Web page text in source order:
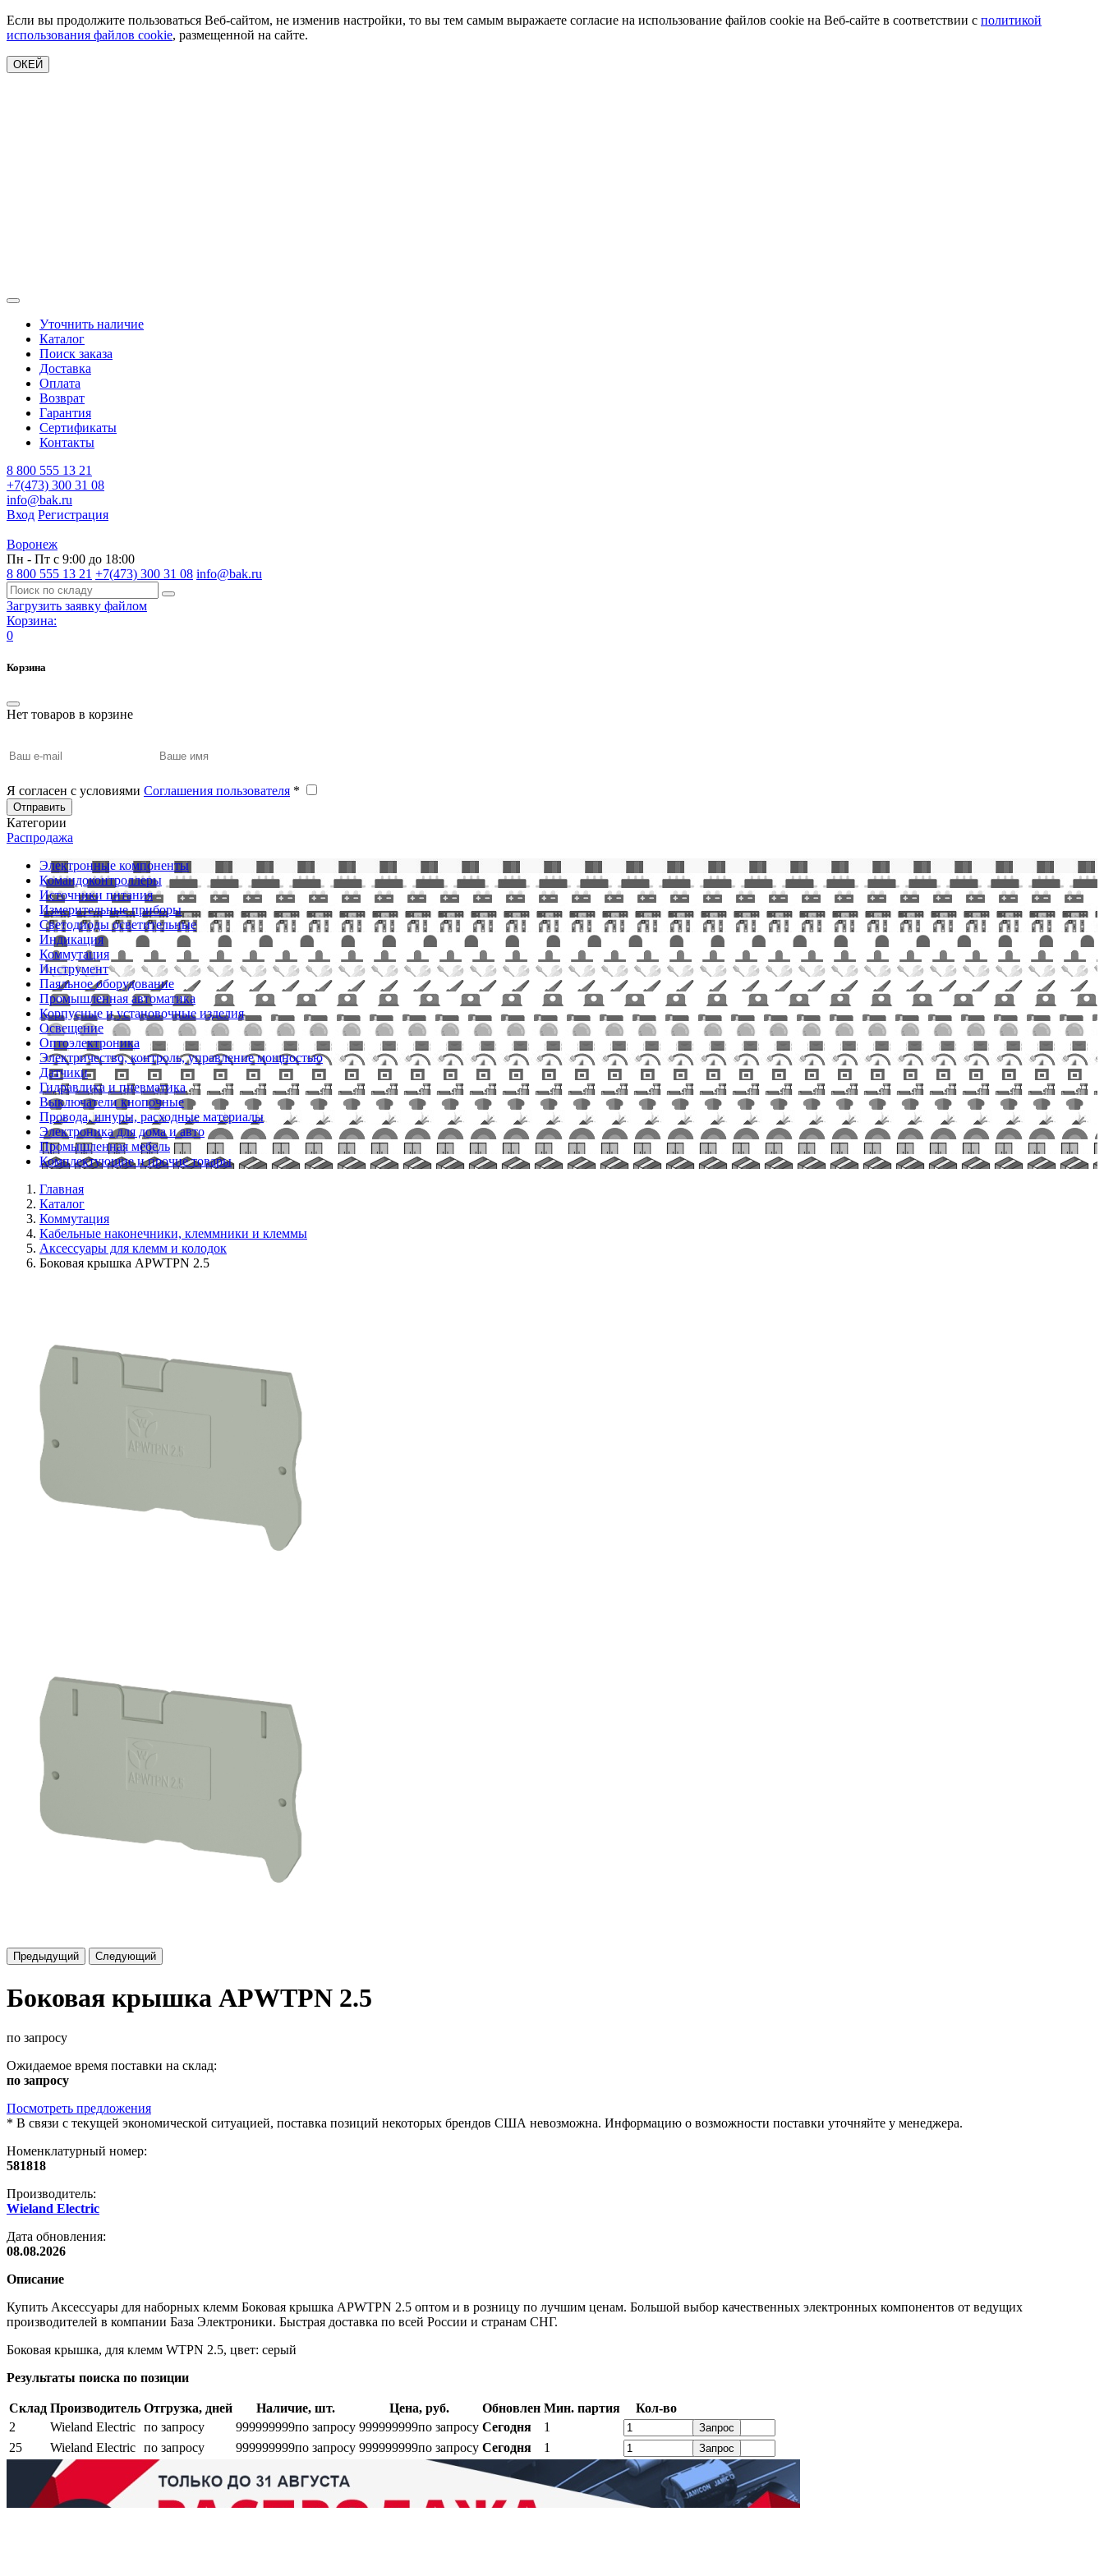
Если вы продолжите пользоваться Веб-сайтом, не изменив настройки, то вы тем самым выражаете согласие на использование файлов cookie на Веб-сайте в соответствии с политикой
использования файлов cookie, размещенной на сайте.
ОКЕЙ
Уточнить наличие
Каталог
Поиск заказа
Доставка
Оплата
Возврат
Гарантия
Сертификаты
Контакты
8 800 555 13 21
+7(473) 300 31 08
info@bak.ru
Вход Регистрация
Воронеж
Пн - Пт с 9:00 до 18:00
8 800 555 13 21 +7(473) 300 31 08 info@bak.ru
Загрузить заявку файлом
Корзина:
0
Корзина
Нет товаров в корзине
Я согласен с условиями Соглашения пользователя *
Отправить
Категории
Распродажа
Электронные компоненты
Командоконтроллеры
Источники питания
Измерительные приборы
Светодиоды осветительные
Индикация
Коммутация
Инструмент
Паяльное оборудование
Промышленная автоматика
Корпусные и установочные изделия
Освещение
Оптоэлектроника
Электричество, контроль, управление мощностью
Датчики
Гидравлика и пневматика
Выключатели кнопочные
Провода, шнуры, расходные материалы
Электроника для дома и авто
Промышленная мебель
Комплектующие и прочие товары
Главная
Каталог
Коммутация
Кабельные наконечники, клеммники и клеммы
Аксессуары для клемм и колодок
Боковая крышка APWTPN 2.5
Предыдущий Следующий
Боковая крышка APWTPN 2.5
по запросу
Ожидаемое время поставки на склад:
по запросу
Посмотреть предложения
* В связи с текущей экономической ситуацией, поставка позиций некоторых брендов США невозможна. Информацию о возможности поставки уточняйте у менеджера.
Номенклатурный номер:
581818
Производитель:
Wieland Electric
Дата обновления:
08.08.2026
Описание
Купить Аксессуары для наборных клемм Боковая крышка APWTPN 2.5 оптом и в розницу по лучшим ценам. Большой выбор качественных электронных компонентов от ведущих
производителей в компании База Электроники. Быстрая доставка по всей России и странам СНГ.
Боковая крышка, для клемм WTPN 2.5, цвет: серый
Результаты поиска по позиции
Склад Производитель Отгрузка, дней Наличие, шт. Цена, руб. Обновлен Мин. партия
Кол-во
2
Wieland Electric по запросу 999999999по запросу 999999999по запросу Сегодня 1 Запрос
25 Wieland Electric по запросу 999999999по запросу 999999999по запросу Сегодня 1 Запрос